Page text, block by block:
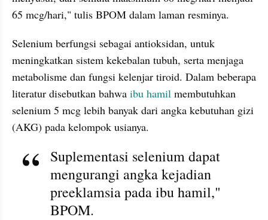
65 mcg/hari," tulis BPOM dalam laman resminya.
Selenium berfungsi sebagai antioksidan, untuk
meningkatkan sistem kekebalan tubuh, serta menjaga
metabolisme dan fungsi kelenjar tiroid. Dalam beberapa
literatur disebutkan bahwa ibu hamil membutuhkan
selenium 5 mcg lebih banyak dari angka kebutuhan gizi
(AKG) pada kelompok usianya.
Suplementasi selenium dapat
mengurangi angka kejadian
preeklamsia pada ibu hamil,"
BPOM.